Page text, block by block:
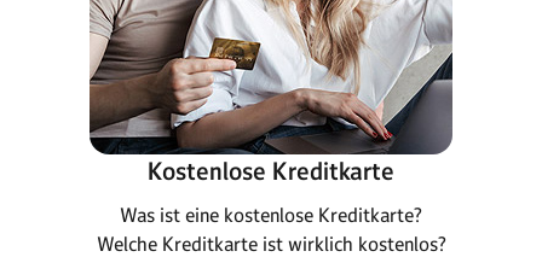
Kostenlose Kreditkarte
Was ist eine kostenlose Kreditkarte?
Welche Kreditkarte ist wirklich kostenlos?